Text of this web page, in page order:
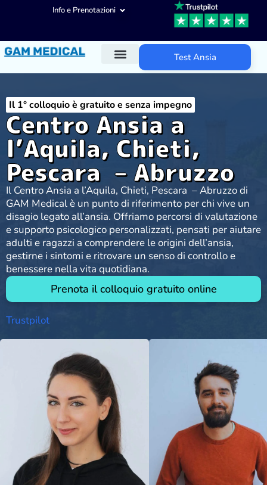
Info e Prenotazioni
Test Ansia
Il 1° colloquio è gratuito e senza impegno
Centro Ansia a
l’Aquila, Chieti,
Pescara – Abruzzo
Il Centro Ansia a l’Aquila, Chieti, Pescara – Abruzzo di
GAM Medical è un punto di riferimento per chi vive un
disagio legato all’ansia. Offriamo percorsi di valutazione
e supporto psicologico personalizzati, pensati per aiutare
adulti e ragazzi a comprendere le origini dell’ansia,
gestirne i sintomi e ritrovare un senso di controllo e
benessere nella vita quotidiana.
Prenota il colloquio gratuito online
Trustpilot